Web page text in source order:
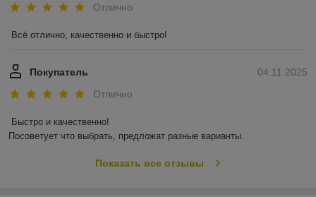
Отлично
Всё отлично, качественно и быстро!
04.11.2025
Покупатель
Отлично
Быстро и качественно!
Посоветует что выбрать, предложат разные варианты.
Показать все отзывы